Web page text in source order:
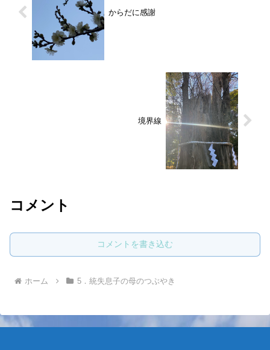
からだに感謝
境界線
コメント
コメントを書き込む
ホーム 5．統失息子の母のつぶやき